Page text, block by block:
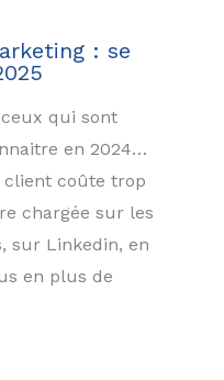
: se
qui sont
en 2024…
client coûte trop
chargée sur les
sur Linkedin, en
en plus de